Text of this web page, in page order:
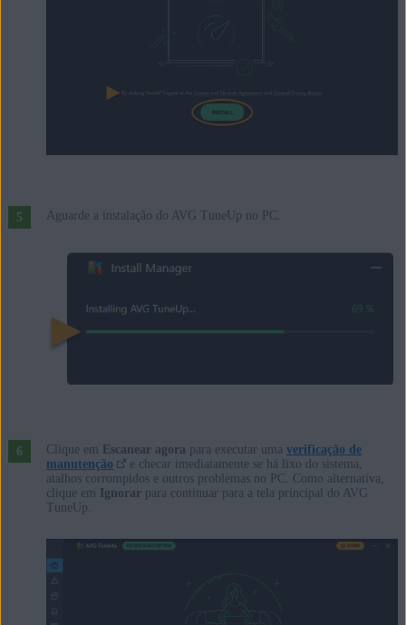
Aguarde a instalação do AVG TuneUp no PC.
Clique em Escanear agora para executar uma verificação de
manutenção
e checar imediatamente se há lixo do sistema,
atalhos corrompidos e outros problemas no PC. Como alternativa,
clique em Ignorarpara continuar para a tela principal do AVG
TuneUp.